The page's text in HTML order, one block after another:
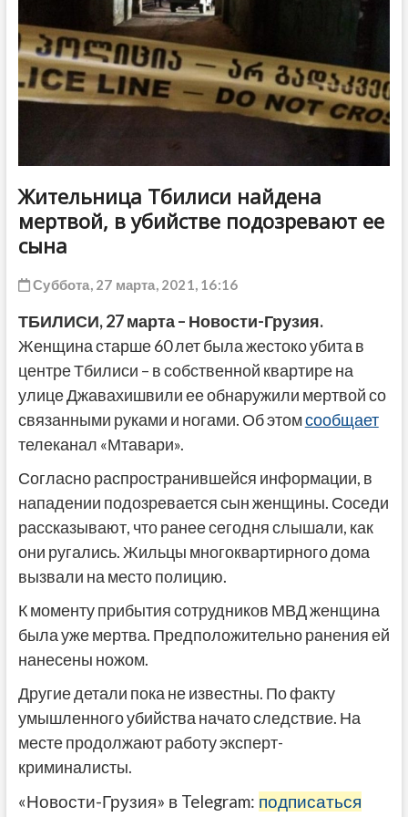
Жительница Тбилиси найдена
мертвой, в убийстве подозревают ее
сына
Суббота, 27 марта, 2021, 16:16
ТБИЛИСИ, 27 марта – Новости-Грузия.
Женщина старше 60 лет была жестоко убита в
центре Тбилиси – в собственной квартире на
улице Джавахишвили ее обнаружили мертвой со
связанными руками и ногами. Об этомсообщает
телеканал «Мтавари».
Согласно распространившейся информации, в
нападении подозревается сын женщины. Соседи
рассказывают, что ранее сегодня слышали, как
они ругались. Жильцы многоквартирного дома
вызвали на место полицию.
К моменту прибытия сотрудников МВД женщина
была уже мертва. Предположительно ранения ей
нанесены ножом.
Другие детали пока не известны. По факту
умышленного убийства начато следствие. На
месте продолжают работу эксперт-
криминалисты.
«Новости-Грузия» в Telegram: подписаться